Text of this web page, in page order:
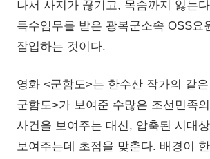
나서 사지가 끊기고, 목숨까지 잃는
특수임무를 받은 광복군소속 OSS요
잠입하는 것이다.
영화 <군함도>는 한수산 작가의 같
군함도>가 보여준 수많은 조선민족
사건을 보여주는 대신, 압축된 시대
보여주는데 초점을 맞춘다. 배경이